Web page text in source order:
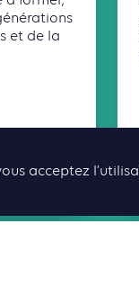
et de la
acceptez